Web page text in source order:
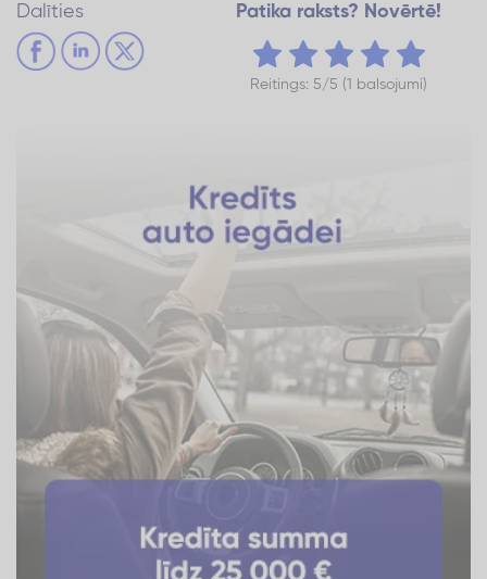
Dalīties Patika raksts? Novērtē!
Reitings: 5/5 (1 balsojumi)